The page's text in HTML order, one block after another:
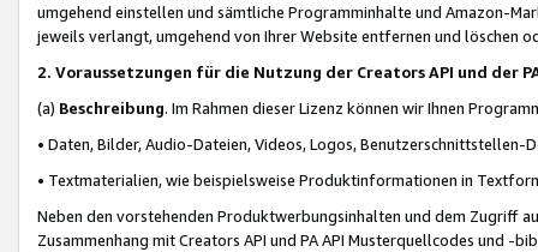
umgehend einstellen und sämtliche Programminhalte und Amazon-
jeweils verlangt, umgehend von Ihrer Website entfernen und löschen
2. Voraussetzungen für die Nutzung der Creators API und der
(a) Beschreibung. Im Rahmen dieser Lizenz können wir Ihnen
• Daten, Bilder, Audio-Dateien, Videos, Logos, Benutzerschnittstellen-
• Textmaterialien, wie beispielsweise Produktinformationen in
Neben den vorstehenden Produktwerbungsinhalten und dem Zugriff
Zusammenhang mit Creators API und PA API Musterquellcodes und